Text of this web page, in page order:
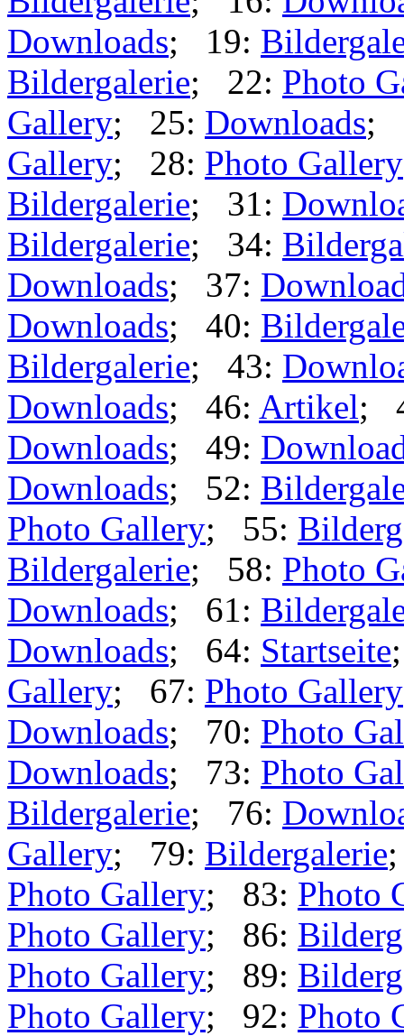
Downloads; 19:
Bildergalerie; 22: Photo
Gallery; 25: Downloads;
Gallery; 28: Photo Gallery
Bildergalerie; 31:
Bildergalerie; 34:
Downloads; 37:
Downloads; 40:
Bildergalerie; 43:
Downloads; 46: Artikel;
Downloads; 49:
Downloads; 52:
Photo Gallery; 55:
Bildergalerie; 58: Photo
Downloads; 61:
Downloads; 64: Startseite
Gallery; 67: Photo Gallery
Downloads; 70: Photo
Downloads; 73: Photo
Bildergalerie; 76:
Gallery; 79: Bildergalerie
Photo Gallery; 83: Photo
Photo Gallery; 86:
Photo Gallery; 89:
Photo Gallery; 92: Photo